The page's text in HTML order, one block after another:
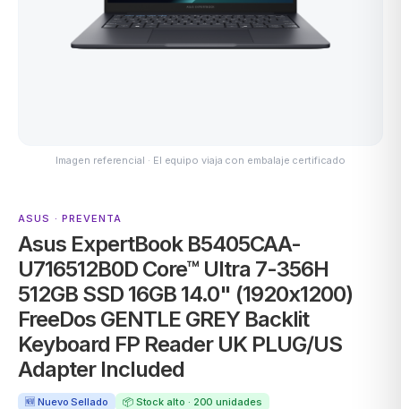
ACER
Imagen referencial · El equipo viaja con embalaje certificado
ASUS · PREVENTA
Asus ExpertBook B5405CAA-
U716512B0D Core™ Ultra 7-356H
512GB SSD 16GB 14.0" (1920x1200)
FreeDos GENTLE GREY Backlit
Keyboard FP Reader UK PLUG/US
Adapter Included
🆕 Nuevo Sellado 📦 Stock alto · 200 unidades